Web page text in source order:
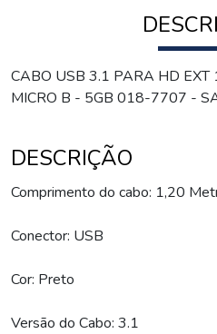
CABO USB 3.1 PARA HD EXT
MICRO B - 5GB 018-7707 -
DESCRIÇÃO
Comprimento do cabo: 1,20
Conector: USB
Cor: Preto
Versão do Cabo: 3.1